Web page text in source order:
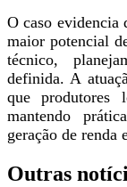
O caso evidencia
maior potencial
técnico,
definida. A
que produtores
mantendo
geração de renda
Outras